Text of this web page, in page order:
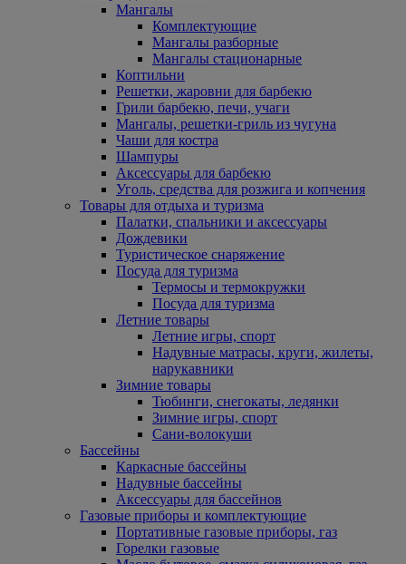
Мангалы
Комплектующие
Мангалы разборные
Мангалы стационарные
Коптильни
Решетки, жаровни для барбекю
Грили барбекю, печи, учаги
Мангалы, решетки-гриль из чугуна
Чаши для костра
Шампуры
Аксессуары для барбекю
Уголь, средства для розжига и копчения
Товары для отдыха и туризма
Палатки, спальники и аксессуары
Дождевики
Туристическое снаряжение
Посуда для туризма
Термосы и термокружки
Посуда для туризма
Летние товары
Летние игры, спорт
Надувные матрасы, круги, жилеты,
нарукавники
Зимние товары
Тюбинги, снегокаты, ледянки
Зимние игры, спорт
Сани-волокуши
Бассейны
Каркасные бассейны
Надувные бассейны
Аксессуары для бассейнов
Газовые приборы и комплектующие
Портативные газовые приборы, газ
Горелки газовые